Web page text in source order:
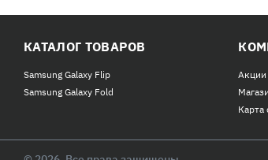
КАТАЛОГ ТОВАРОВ
Samsung Galaxy Flip
Samsung Galaxy Fold
Акции
Карта